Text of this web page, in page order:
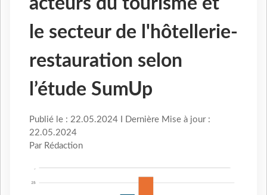
le secteur de l'hôtellerie-
restauration selon
l’étude SumUp
Publié le : 22.05.2024 I Dernière Mise à jour :
22.05.2024
Par Rédaction